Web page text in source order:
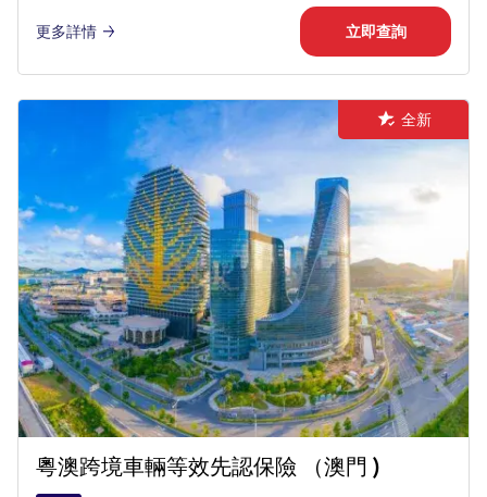
更多詳情 立即查詢
全新
粵澳跨境車輛等效先認保險 （澳門 )